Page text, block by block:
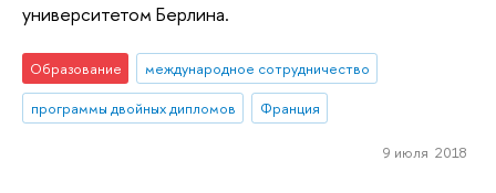
университетом Берлина.
Образование
международное сотрудничество
программы двойных дипломов
Франция
9 июля 2018